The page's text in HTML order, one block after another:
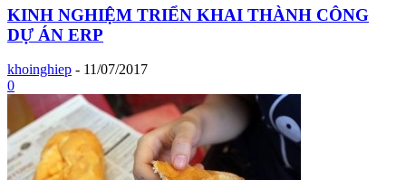
KINH NGHIỆM TRIỂN KHAI THÀNH CÔNG
DỰ ÁN ERP
khoinghiep - 11/07/2017
0